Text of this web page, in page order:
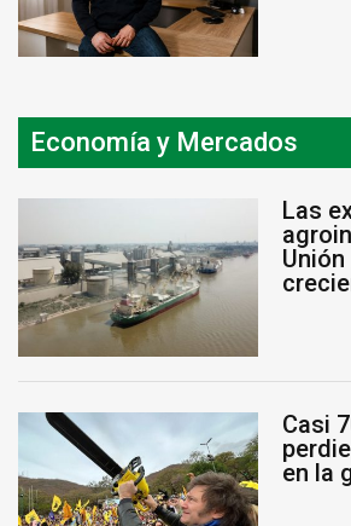
Economía y Mercados
Las
Unión
Casi
en la